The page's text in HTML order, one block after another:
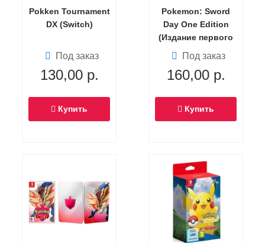
Pokken Tournament
DX (Switch)
Под заказ
130,00р.
Купить
Pokemon: Sword
Day One Edition
(Издание первого
дня) (Switch)
Под заказ
160,00р.
Купить